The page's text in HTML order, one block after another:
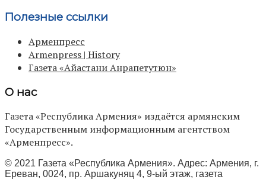
Полезные ссылки
Арменпресс
Armenpress | History
Газета «Айастани Анрапетутюн»
О нас
Газета «Республика Армения» издаётся армянским
Государственным информационным агентством
«Арменпресс».
© 2021 Газета «Республика Армения». Адрес: Армения, г.
Ереван, 0024, пр. Аршакуняц 4, 9-ый этаж, газета